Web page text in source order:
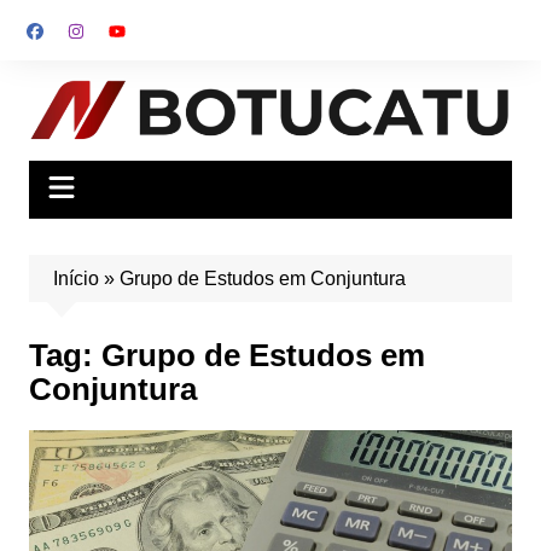
para
conteúdo
Início» Grupo de Estudos em Conjuntura
Tag: Grupo de Estudos em
Conjuntura